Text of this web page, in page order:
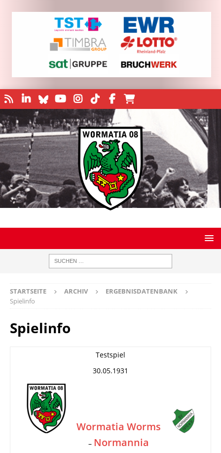
STARTSEITE ARCHIV
ERGEBNISDATENBANK
Spielinfo
Spielinfo
Testspiel
30.05.1931
Wormatia Worms
– Normannia